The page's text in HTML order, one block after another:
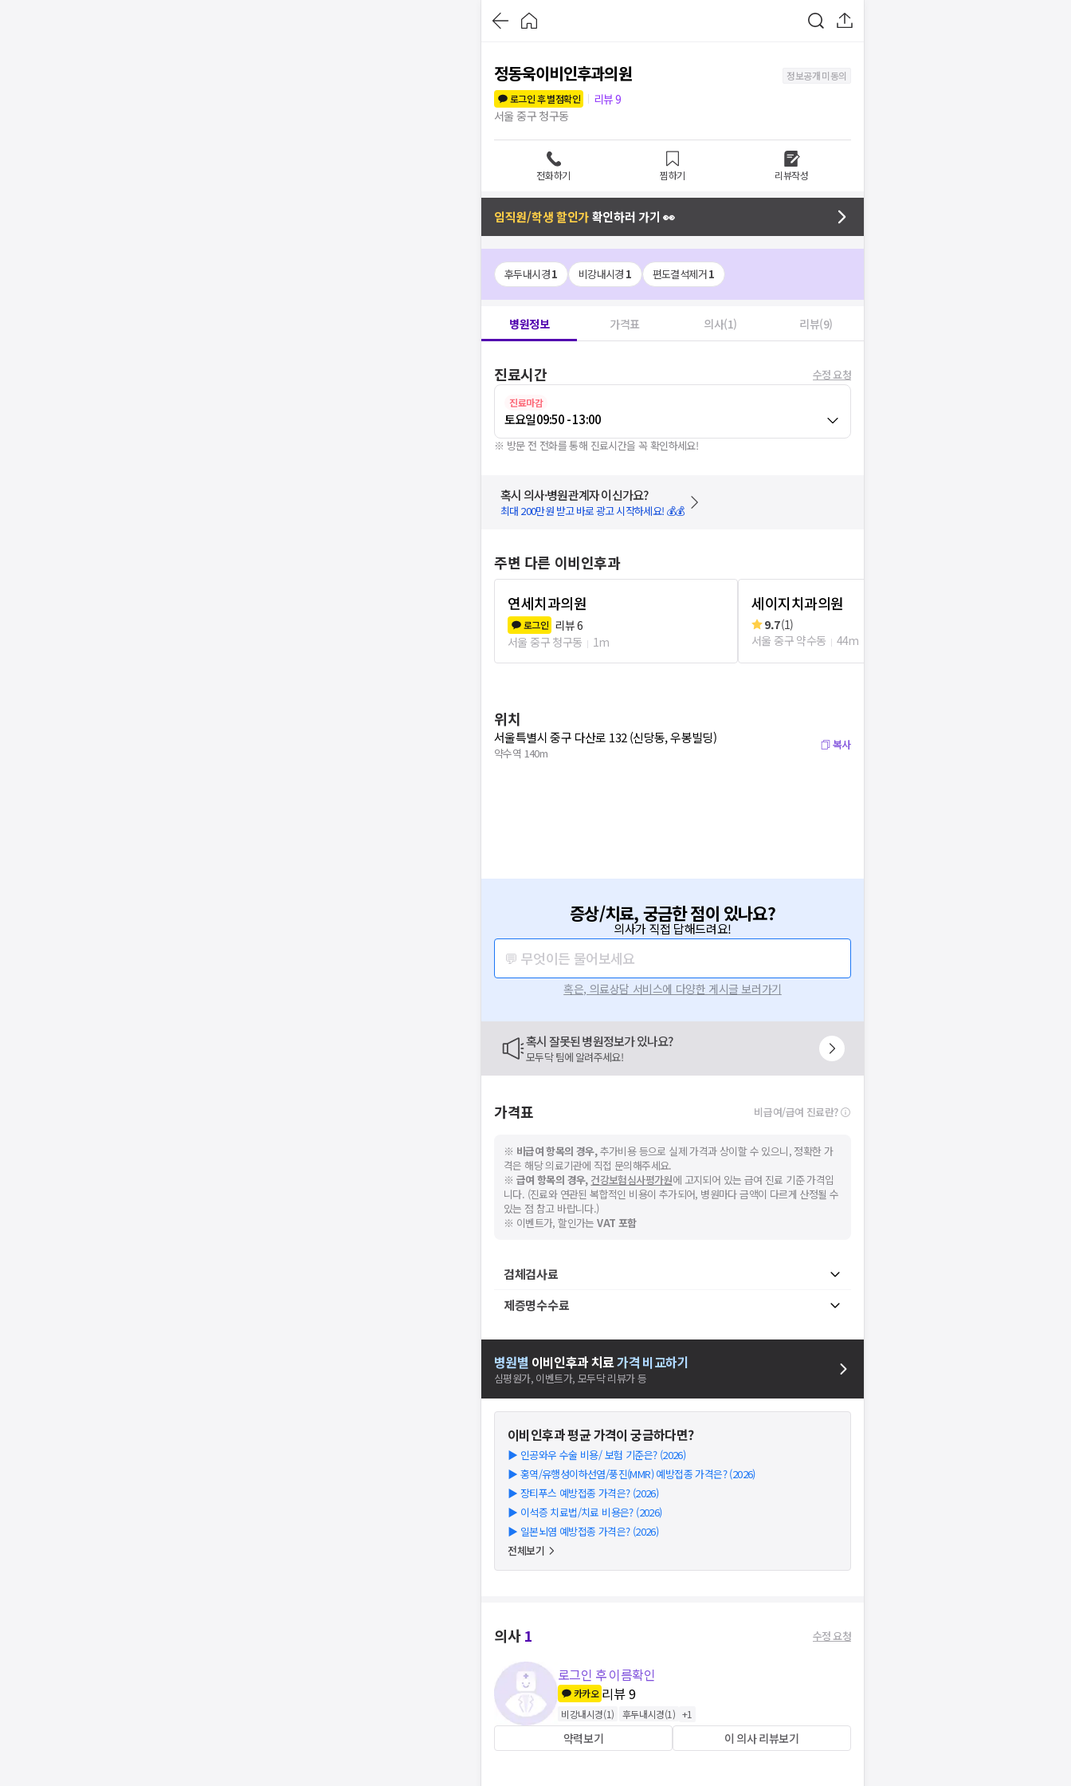
정동욱이비인후과의원
정보공개 미동의
로그인 후 별점확인
리뷰9
서울 중구 청구동
전화하기 찜하기 리뷰작성
임직원/학생 할인가확인하러 가기 👀
후두내시경1 비강내시경 1 편도결석제거1
병원정보 가격표 의사(1) 리뷰(9)
진료시간 수정 요청
진료마감
토요일09:50 - 13:00
※ 방문 전 전화를 통해 진료시간을 꼭 확인하세요!
혹시 의사·병원관계자 이신가요?
최대 200만원 받고 바로 광고 시작하세요! 💰💰
주변 다른 이비인후과
연세치과의원
로그인 리뷰6
서울 중구 청구동
1m
세이지치과의원
9.7(1)
서울 중구 약수동
44m
위치
서울특별시 중구 다산로 132 (신당동, 우봉빌딩)
약수역 140m
복사
증상/치료, 궁금한 점이 있나요?
의사가 직접 답해드려요!
💬 무엇이든 물어보세요
혹은, 의료상담 서비스에 다양한 게시글 보러가기
혹시 잘못된 병원정보가 있나요?
모두닥 팀에 알려주세요!
가격표 비급여/급여 진료란?
※ 비급여 항목의 경우,추가비용 등으로 실제 가격과 상이할 수 있으니, 정확한 가
격은 해당 의료기관에 직접 문의해주세요.
※ 급여 항목의 경우, 건강보험심사평가원에 고지되어 있는 급여 진료 기준 가격입
니다. (진료와 연관된 복합적인 비용이 추가되어, 병원마다 금액이 다르게 산정될 수
있는 점 참고 바랍니다.)
※ 이벤트가, 할인가는VAT 포함
검체검사료
제증명수수료
병원별 이비인후과치료가격 비교하기
심평원가, 이벤트가, 모두닥 리뷰가 등
이비인후과평균 가격이 궁금하다면?
▶ 인공와우 수술 비용/ 보험 기준은? (2026)
▶ 홍역/유행성이하선염/풍진(MMR) 예방접종 가격은? (2026)
▶ 장티푸스 예방접종 가격은? (2026)
▶ 이석증 치료법/치료 비용은? (2026)
▶ 일본뇌염 예방접종 가격은? (2026)
전체보기
의사1 수정 요청
로그인 후 이름확인
카카오 리뷰9
비강내시경(1) 후두내시경(1) +1
약력보기 이 의사 리뷰보기
요청하신 작업을 처리하지 못했습니다.
네트워크 또는 서버의 일시적인 오류로, 잠시 후 다시 시도해주세요.
지속적으로 문제가 발생할 경우 모두닥 채널톡으로 문의해주세요.
확인